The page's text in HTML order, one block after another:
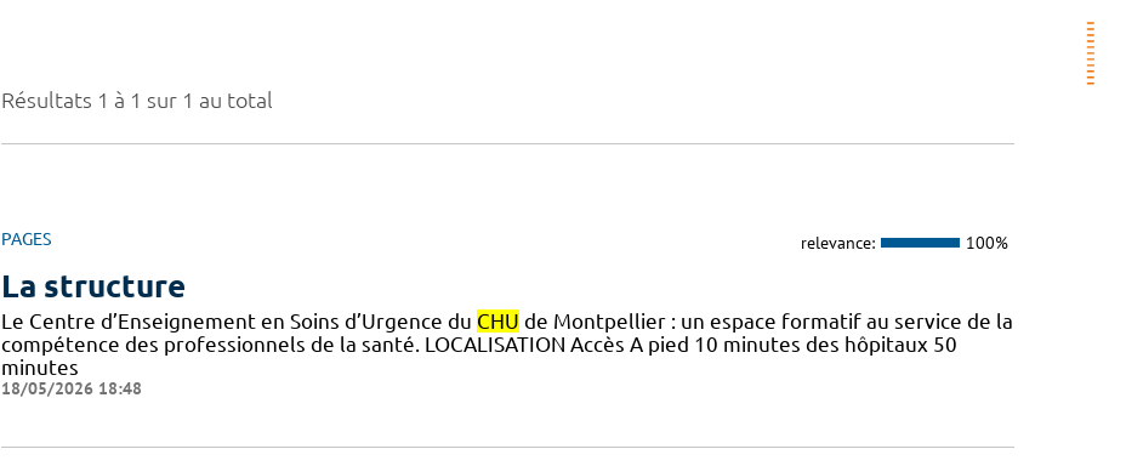
Résultats 1 à 1 sur 1 au total
PAGES relevance: 100%
La structure
Le Centre d’Enseignement en Soins d’Urgence du CHU de Montpellier : un espace formatif au service de la
compétence des professionnels de la santé. LOCALISATION Accès A pied 10 minutes des hôpitaux 50
minutes
18/05/2026 18:48